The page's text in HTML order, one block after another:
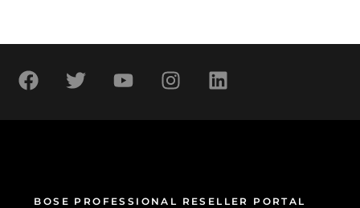
BOSE PROFESSIONAL RESELLER PORTAL